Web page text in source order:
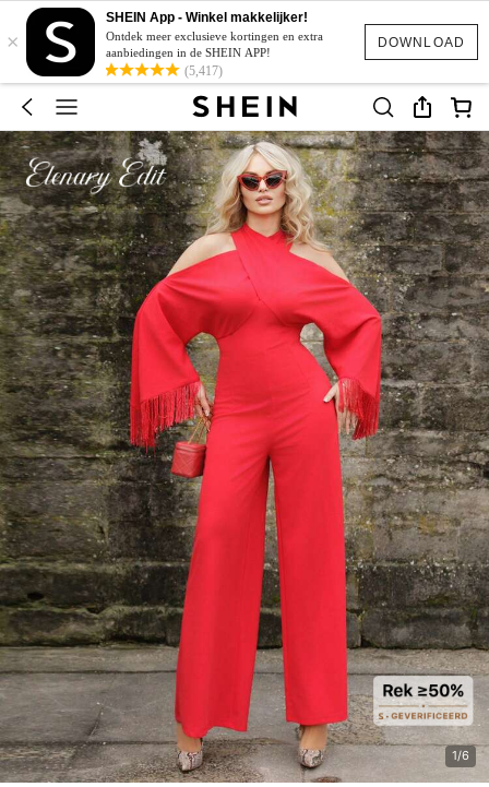
DOWNLOAD
×
SHEIN App - Winkel makkelijker!
Ontdek meer exclusieve kortingen en extra
aanbiedingen in de SHEIN APP!
(5,417)
1/6